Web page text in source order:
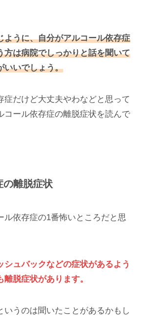
ように、自分がアルコール依存症
方は病院でしっかりと話を聞いて
いいでしょう。
症だけど大丈夫やわなどと思って
コール依存症の離脱症状を読んで
の離脱症状
ル依存症の1番怖いところだと思
シュバックなどの症状があるよう
脱症状があります。
いうのは聞いたことがあるかもし